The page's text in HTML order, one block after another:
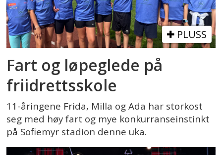
PLUSS
Fart og løpeglede på
friidrettsskole
11-åringene Frida, Milla og Ada har storkost
seg med høy fart og mye konkurranseinstinkt
på Sofiemyr stadion denne uka.